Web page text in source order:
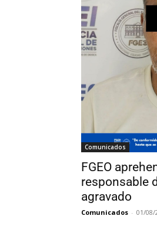
Comunicados
FGEO
responsable
agravado
Comunicados - 01/08/